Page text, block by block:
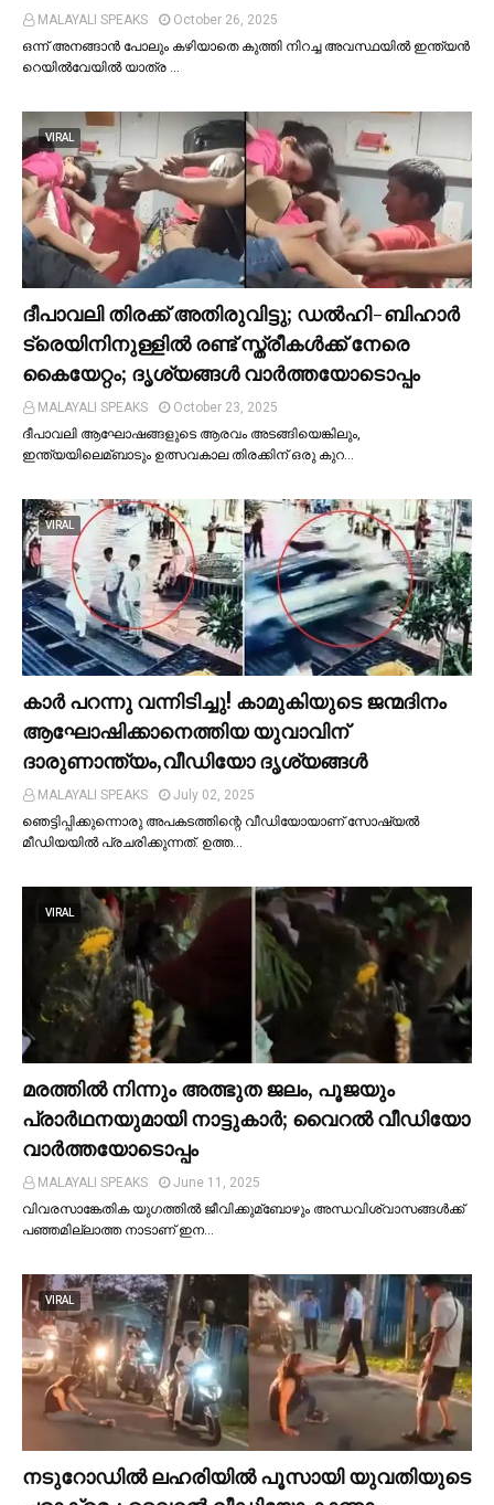
MALAYALI SPEAKS
October 26, 2025
ഒന്ന് അനങ്ങാന്‍ പോലും കഴിയാതെ കുത്തി നിറച്ച അവസ്ഥയില്‍ ഇന്ത്യന്‍
റെയില്‍വേയില്‍ യാത്ര …
VIRAL
ദീപാവലി തിരക്ക് അതിരുവിട്ടു; ഡല്‍ഹി-ബിഹാര്‍
ട്രെയിനിനുള്ളില്‍ രണ്ട് സ്ത്രീകള്‍ക്ക് നേരെ
കൈയേറ്റം; ദൃശ്യങ്ങള്‍ വാർത്തയോടൊപ്പം
MALAYALI SPEAKS
October 23, 2025
ദീപാവലി ആഘോഷങ്ങളുടെ ആരവം അടങ്ങിയെങ്കിലും,
ഇന്ത്യയിലെമ്ബാടും ഉത്സവകാല തിരക്കിന് ഒരു കുറ…
VIRAL
കാര്‍ പറന്നു വന്നിടിച്ചു! കാമുകിയുടെ ജന്മദിനം
ആഘോഷിക്കാനെത്തിയ യുവാവിന്
ദാരുണാന്ത്യം,വീഡിയോ ദൃശ്യങ്ങൾ
MALAYALI SPEAKS
July 02, 2025
ഞെട്ടിപ്പിക്കുന്നൊരു അപകടത്തിന്റെ വീഡിയോയാണ് സോഷ്യല്‍
മീഡിയയില്‍ പ്രചരിക്കുന്നത്. ഉത്ത…
VIRAL
മരത്തില്‍ നിന്നും അത്ഭുത ജലം, പൂജയും
പ്രാര്‍ഥനയുമായി നാട്ടുകാര്‍; വൈറൽ വീഡിയോ
വാർത്തയോടൊപ്പം
MALAYALI SPEAKS
June 11, 2025
വിവരസാങ്കേതിക യുഗത്തില്‍ ജീവിക്കുമ്ബോഴും അന്ധവിശ്വാസങ്ങള്‍ക്ക്
പഞ്ഞമില്ലാത്ത നാടാണ് ഇന…
VIRAL
നടുറോഡില്‍ ലഹരിയില്‍ പൂസായി യുവതിയുടെ